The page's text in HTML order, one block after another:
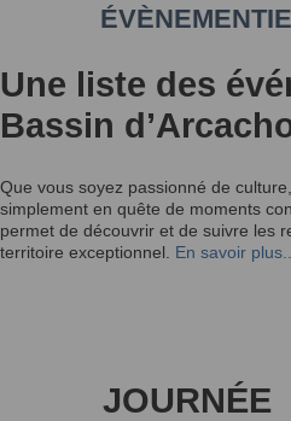
Une liste des
Bassin
Que vous soyez passionné de
simplement en quête de moments
permet de découvrir et de suivre les
territoire exceptionnel. En savoir plus...
JOURNÉE